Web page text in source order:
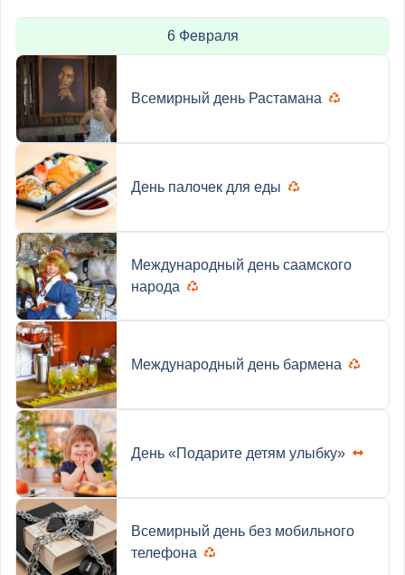
6 Февраля
Всемирный день Растамана
День палочек для еды
Международный день саамского
народа
Международный день бармена
День «Подарите детям улыбку»
Всемирный день без мобильного
телефона